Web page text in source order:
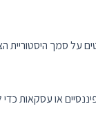
או עסקאות